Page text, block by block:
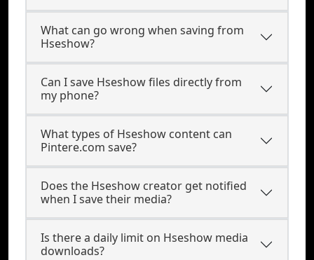
What can go wrong when saving from
Hseshow?
Can I save Hseshow files directly from
my phone?
What types of Hseshow content can
Pintere.com save?
Does the Hseshow creator get notified
when I save their media?
Is there a daily limit on Hseshow media
downloads?